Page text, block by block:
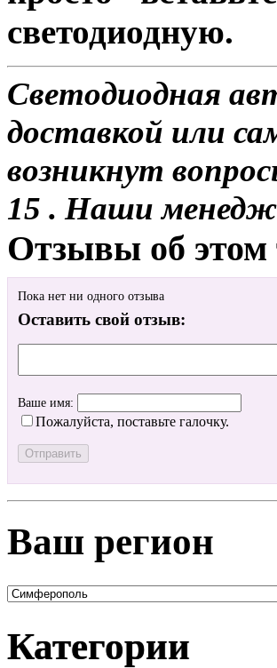
светодиодную.
Светодиодная
доставкой или
возникнут
15 . Наши
Отзывы об этом
Пока нет ни одного отзыва
Оставить свой отзыв:
Ваше имя:
Пожалуйста, поставьте галочку.
Ваш регион
Категории